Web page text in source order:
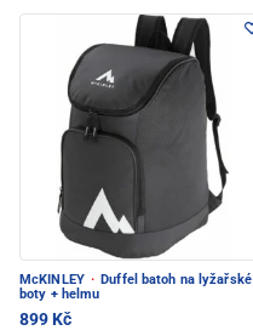
McKINLEY · Duffel batoh na lyžařské
boty + helmu
899 Kč